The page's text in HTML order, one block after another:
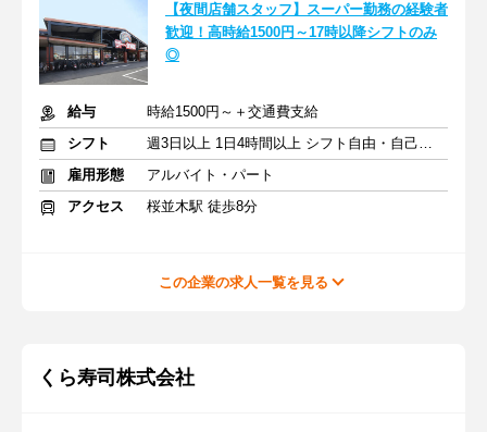
【夜間店舗スタッフ】スーパー勤務の経験者
歓迎！高時給1500円～17時以降シフトのみ
◎
給与
時給1500円～＋交通費支給
シフト
週3日以上 1日4時間以上 シフト自由・自己申告
雇用形態
アルバイト・パート
アクセス
桜並木駅 徒歩8分
この企業の求人一覧を見る
くら寿司株式会社